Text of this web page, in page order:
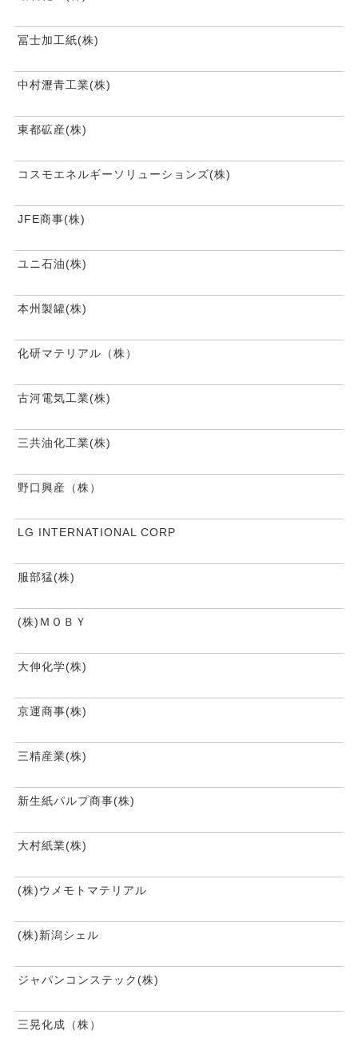
冨士加工紙(株)
中村瀝青工業(株)
東都砿産(株)
コスモエネルギーソリューションズ(株)
JFE商事(株)
ユニ石油(株)
本州製罐(株)
化研マテリアル（株）
古河電気工業(株)
三共油化工業(株)
野口興産（株）
LG INTERNATIONAL CORP
服部猛(株)
(株)ＭＯＢＹ
大伸化学(株)
京運商事(株)
三精産業(株)
新生紙パルプ商事(株)
大村紙業(株)
(株)ウメモトマテリアル
(株)新潟シェル
ジャパンコンステック(株)
三晃化成（株）